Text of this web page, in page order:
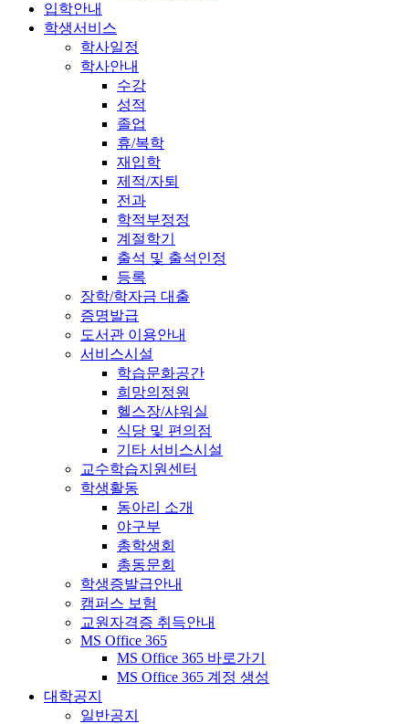
입학안내
학생서비스
학사일정
학사안내
수강
성적
졸업
휴/복학
재입학
제적/자퇴
전과
학적부정정
계절학기
출석 및 출석인정
등록
장학/학자금 대출
증명발급
도서관 이용안내
서비스시설
학습문화공간
희망의정원
헬스장/샤워실
식당 및 편의점
기타 서비스시설
교수학습지원센터
학생활동
동아리 소개
야구부
총학생회
총동문회
학생증발급안내
캠퍼스 보험
교원자격증 취득안내
MS Office 365
MS Office 365 바로가기
MS Office 365 계정 생성
대학공지
일반공지